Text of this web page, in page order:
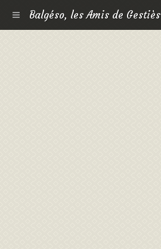
Balgéso, les Amis de Gestiès